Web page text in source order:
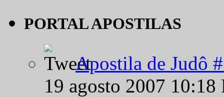
PORTAL APOSTILAS
Apostila de Judô
19 agosto 2007